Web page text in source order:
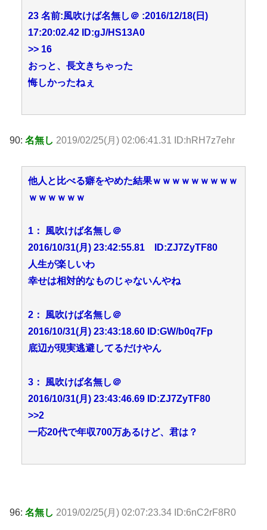
23 名前:風吹けば名無し＠ :2016/12/18(日)
17:20:02.42 ID:gJ/HS13A0
>> 16
おっと、長文きちゃった
悔しかったねぇ
90: 名無し 2019/02/25(月) 02:06:41.31 ID:hRH7z7ehr
他人と比べる癖をやめた結果ｗｗｗｗｗｗｗｗｗ
ｗｗｗｗｗｗ
1： 風吹けば名無し＠
2016/10/31(月) 23:42:55.81 ID:ZJ7ZyTF80
人生が楽しいわ
幸せは相対的なものじゃないんやね
2： 風吹けば名無し＠
2016/10/31(月) 23:43:18.60 ID:GW/b0q7Fp
底辺が現実逃避してるだけやん
3： 風吹けば名無し＠
2016/10/31(月) 23:43:46.69 ID:ZJ7ZyTF80
>>2
一応20代で年収700万あるけど、君は？
96: 名無し 2019/02/25(月) 02:07:23.34 ID:6nC2rF8R0